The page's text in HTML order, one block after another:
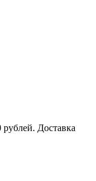
рублей. Доставка